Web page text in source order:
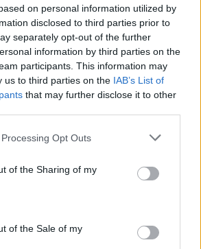
on personal information utilized by
disclosed to third parties prior to
separately opt-out of the further
information by third parties on the
participants. This information may
us to third parties on the IAB’s List of
that may further disclose it to other
Processing Opt Outs